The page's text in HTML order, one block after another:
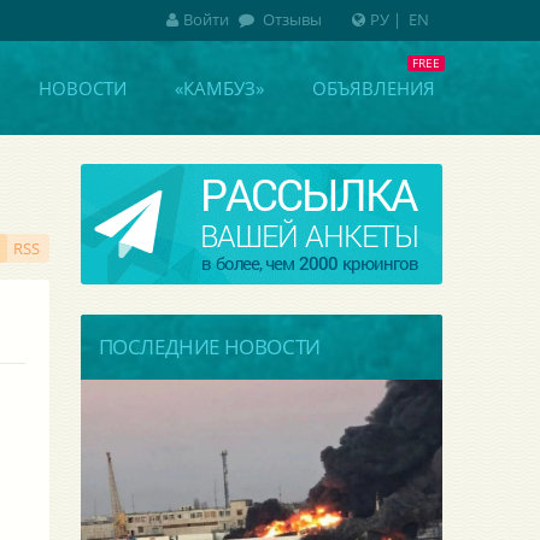
НОВОСТИ «КАМБУЗ» ОБЪЯВЛЕНИЯ
RSS
ПОСЛЕДНИЕ НОВОСТИ
РУ| EN
Войти Отзывы